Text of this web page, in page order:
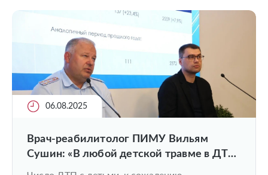
06.08.2025
Врач-реабилитолог ПИМУ Вильям
Сушин: «В любой детской травме в ДТП